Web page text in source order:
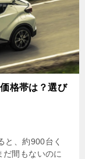
格帯は？選び
と、約900台く
間もないのに